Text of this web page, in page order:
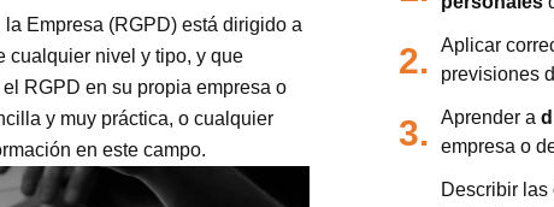
Empresa (RGPD) está dirigido a
cualquier nivel y tipo, y que
RGPD en su propia empresa o
y muy práctica, o cualquier
en este campo.
2.
Aplicar
previsiones
3. Aprender a
empresa o
Describir las